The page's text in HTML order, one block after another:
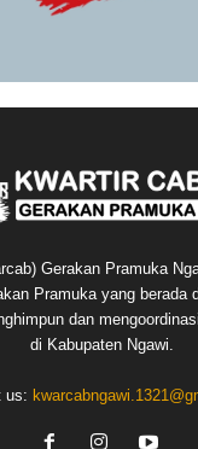
Gerakan Pramuka
Pramuka yang berada
dan
di Kabupaten Ngawi.
us: